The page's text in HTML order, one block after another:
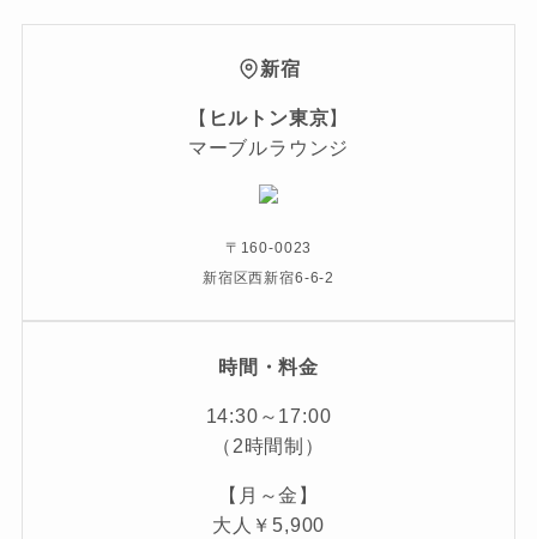
新宿
【 ヒルトン東京】
マーブルラウンジ
〒160-0023
新宿区西新宿6-6-2
時間・料金
14:30～17:00
（2時間制）
【月～金】
大人￥5,900